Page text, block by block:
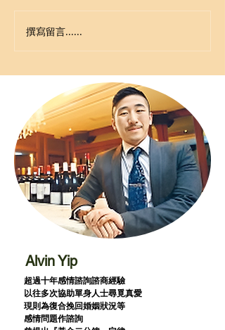
撰寫留言......
Alvin Yip
超過十年感情諮詢諮商經驗
以往多次協助單身人士尋覓真愛
現則為復合挽回婚姻狀況等
感情問題作諮詢